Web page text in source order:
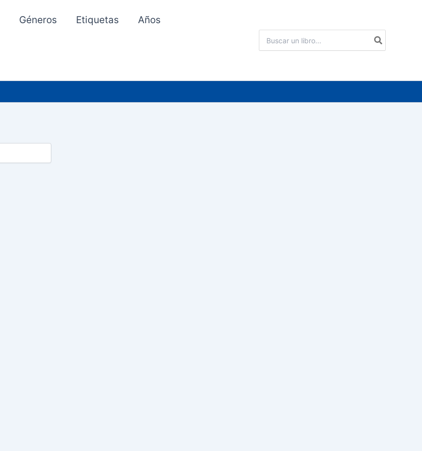
Géneros Etiquetas Años
por: